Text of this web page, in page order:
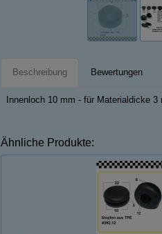
Beschreibung Bewertungen
Innenloch 10 mm - für Materialdicke 3
Ähnliche Produkte: